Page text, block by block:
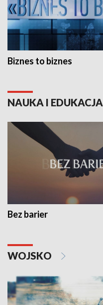
Biznes to biznes
NAUKA I EDUKACJA
Bez barier
WOJSKO